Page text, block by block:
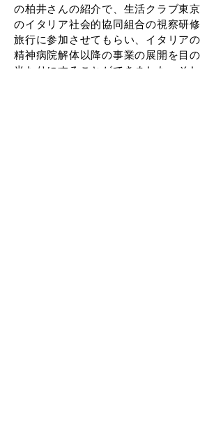
の柏井さんの紹介で、生活クラブ東京
のイタリア社会的協同組合の視察研修
旅行に参加させてもらい、イタリアの
精神病院解体以降の事業の展開を目の
当たりにすることができました。そし